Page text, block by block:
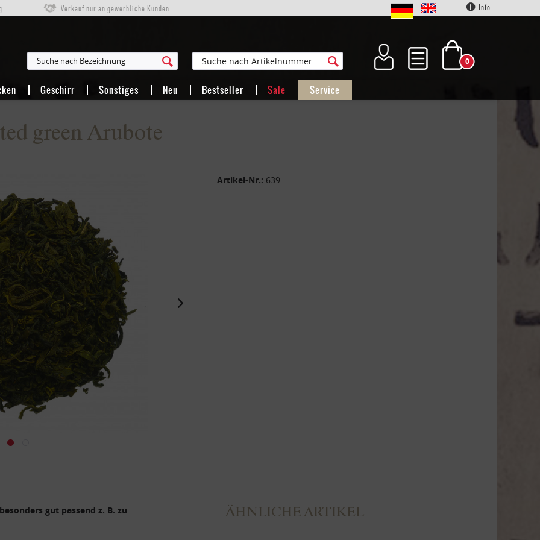
Verkauf nur an gewerbliche Kunden Info
0
Geschirr Sonstiges Neu Bestseller Sale Service
green Arubote
Artikel-Nr.: 639
gut passend z. B. zu
ÄHNLICHE ARTIKEL